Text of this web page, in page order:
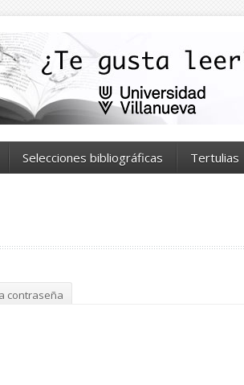
Selecciones bibliográficas Tertulias
contraseña